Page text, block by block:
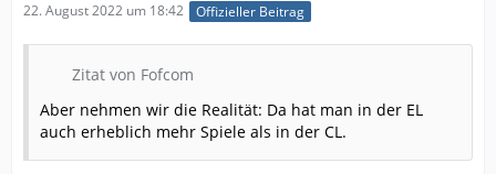
22. August 2022 um 18:42 Offizieller Beitrag
Zitat von Fofcom
Aber nehmen wir die Realität: Da hat man in der EL
auch erheblich mehr Spiele als in der CL.